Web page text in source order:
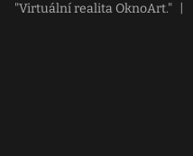
"Virtuální realita OknoArt."